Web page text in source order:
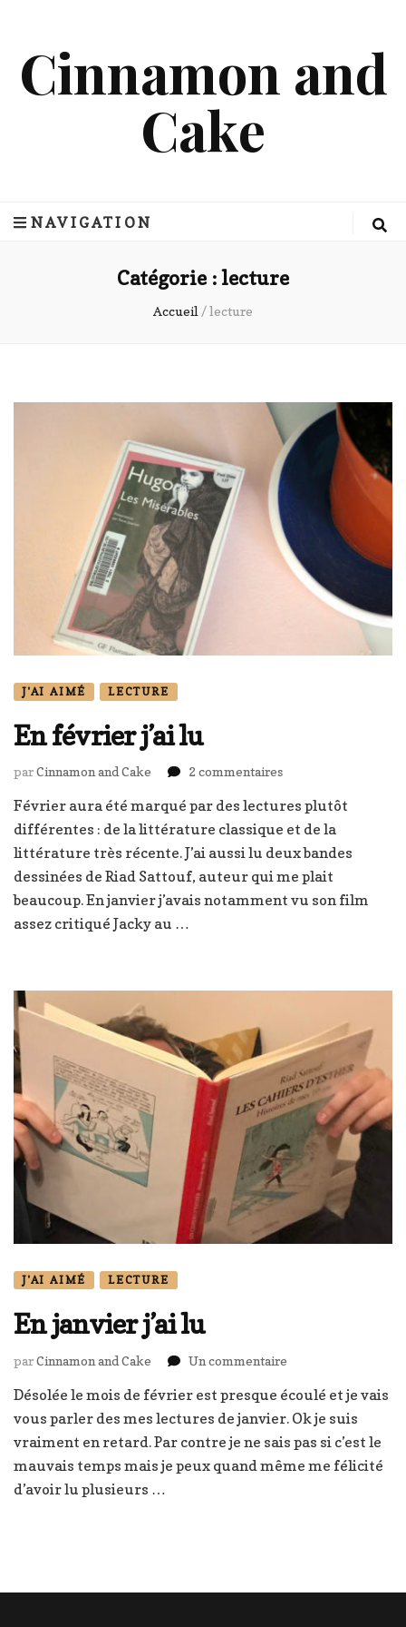
Cinnamon and
Cake
NAVIGATION
Catégorie :lecture
Accueil /lecture
J'AI AIMÉ LECTURE
En février j’ai lu
parCinnamon and Cake 2 commentairessur
février
j’ai
lu
Février aura été marqué par des lectures plutôt
différentes : de la littérature classique et de la
littérature très récente. J’ai aussi lu deux bandes
dessinées de Riad Sattouf, auteur qui me plait
beaucoup. En janvier j’avais notamment vu son film
assez critiqué Jacky au …
J'AI AIMÉ LECTURE
En janvier j’ai lu
parCinnamon and Cake Un commentaire
janvier
j’ai
Désolée le mois de février est presque écoulé et je vais
vous parler des mes lectures de janvier. Ok je suis
vraiment en retard. Par contre je ne sais pas si c’est le
mauvais temps mais je peux quand même me félicité
d’avoir lu plusieurs …